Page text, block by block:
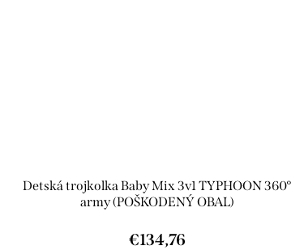
Detská trojkolka Baby Mix 3v1 TYPHOON 360°
army (POŠKODENÝ OBAL)
€134,76